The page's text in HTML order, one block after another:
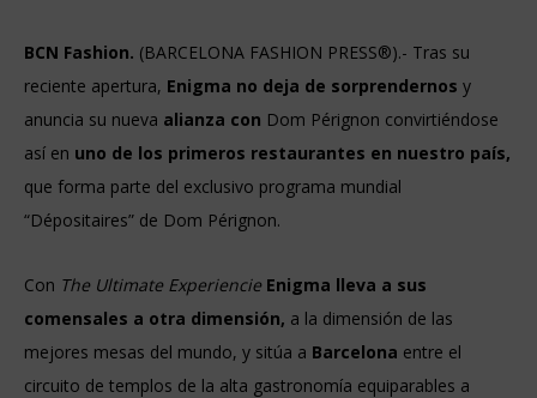
BCN Fashion. (BARCELONA FASHION PRESS®).- Tras su
reciente apertura, Enigma no deja de sorprendernos y
anuncia su nueva alianza con Dom Pérignon convirtiéndose
así en uno de los primeros restaurantes en nuestro país,
que forma parte del exclusivo programa mundial
“Dépositaires” de Dom Pérignon.
Con The Ultimate Experiencie Enigma lleva a sus
comensales a otra dimensión, a la dimensión de las
mejores mesas del mundo, y sitúa a Barcelona entre el
circuito de templos de la alta gastronomía equiparables a